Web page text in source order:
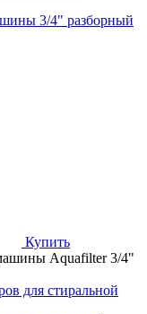
3/4" разборный
Купить
Aquafilter 3/4"